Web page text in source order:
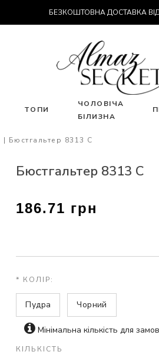
БЕЗКОШТОВНА ДОСТАВКА ВІД
ТОПИ
ЧОЛОВІЧА
БІЛИЗНА
Бюстгальтер 8313 С
Бюстгальтер 8313 С
186.71 грн
* КОЛІР:
Пудра Чорний
Мінімальна кількість для
КІЛЬКІСТЬ